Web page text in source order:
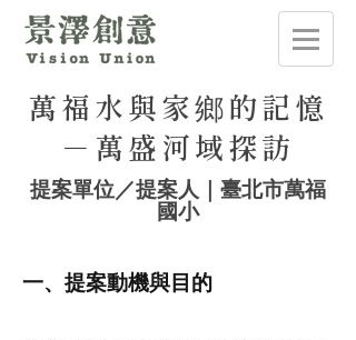
萬福水與家鄉的記憶
－萬盛河域探訪
提案單位／提案人｜臺北市萬福
國小
​一、提案動機與目的